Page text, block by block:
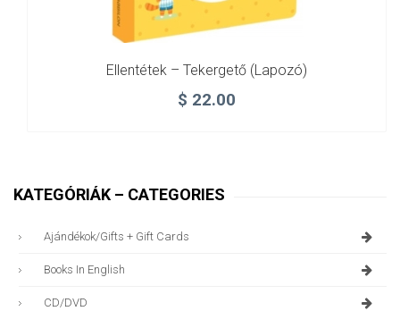
Ellentétek – Tekergető (Lapozó)
$ 22.00
KATEGÓRIÁK – CATEGORIES
Ajándékok/gifts + Gift Cards
Books In English
CD/DVD